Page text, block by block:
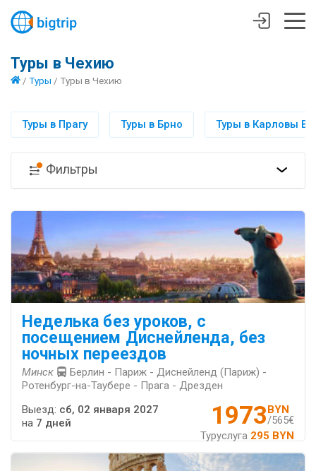
Туры в Чехию
/ Туры / Туры в Чехию
Туры в Прагу Туры в Брно Туры в Карловы
Фильтры
Неделька без уроков, с
посещением Диснейленда, без
ночных переездов
Минск
Берлин - Париж - Диснейленд (Париж) -
Ротенбург-на-Таубере - Прага - Дрезден
1973 BYN
/565€
Туруслуга 295 BYN
Выезд: сб, 02 января 2027
на 7 дней